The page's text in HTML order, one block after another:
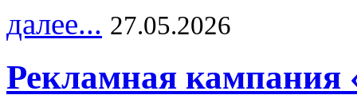
далее... 27.05.2026
Рекламная кампания